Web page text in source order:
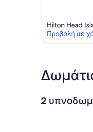
Hilton Head
Προβολή σε
2